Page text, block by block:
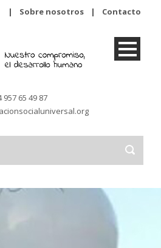
| Sobre nosotros | Contacto
957 65 49 87